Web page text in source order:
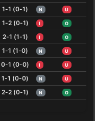
1-1 (0-1) N U
1-2 (0-1) I O
2-1 (1-1) I O
1-1 (1-0) N U
0-1 (0-0) I U
1-1 (0-0) N U
2-2 (0-1) N O